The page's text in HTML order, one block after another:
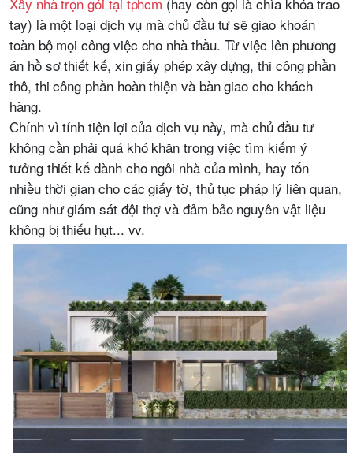
tay) là một loại dịch vụ mà chủ đầu tư sẽ giao khoán
toàn bộ mọi công việc cho nhà thầu. Từ việc lên phương
án hồ sơ thiết kế, xin giấy phép xây dựng, thi công phần
thô, thi công phần hoàn thiện và bàn giao cho khách
hàng.
Chính vì tính tiện lợi của dịch vụ này, mà chủ đầu tư
không cần phải quá khó khăn trong việc tìm kiếm ý
tưởng thiết kế dành cho ngôi nhà của mình, hay tốn
nhiều thời gian cho các giấy tờ, thủ tục pháp lý liên quan,
cũng như giám sát đội thợ và đảm bảo nguyên vật liệu
không bị thiếu hụt... vv.